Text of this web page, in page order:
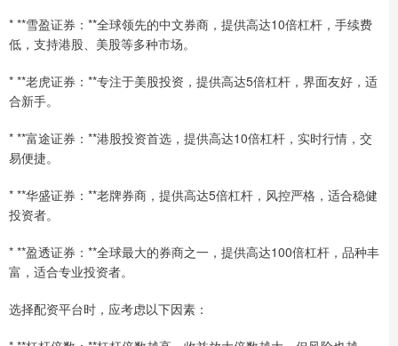
* **雪盈证券：**全球领先的中文券商，提供高达10倍杠杆，手续费
低，支持港股、美股等多种市场。
* **老虎证券：**专注于美股投资，提供高达5倍杠杆，界面友好，适
合新手。
* **富途证券：**港股投资首选，提供高达10倍杠杆，实时行情，交
易便捷。
* **华盛证券：**老牌券商，提供高达5倍杠杆，风控严格，适合稳健
投资者。
* **盈透证券：**全球最大的券商之一，提供高达100倍杠杆，品种丰
富，适合专业投资者。
选择配资平台时，应考虑以下因素：